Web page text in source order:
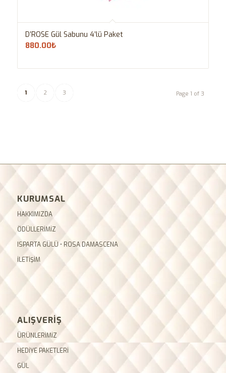
D’ROSE Gül Sabunu 4’lü Paket
880.00₺
Page 1 of 3
1 2 3
KURUMSAL
HAKKIMIZDA
ÖDÜLLERİMİZ
ISPARTA GÜLÜ • ROSA DAMASCENA
İLETİŞİM
ALIŞVERİŞ
ÜRÜNLERİMİZ
HEDİYE PAKETLERİ
GÜL